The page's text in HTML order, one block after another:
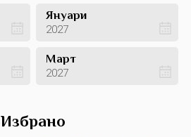
Януари
2027
Март
2027
Избрано